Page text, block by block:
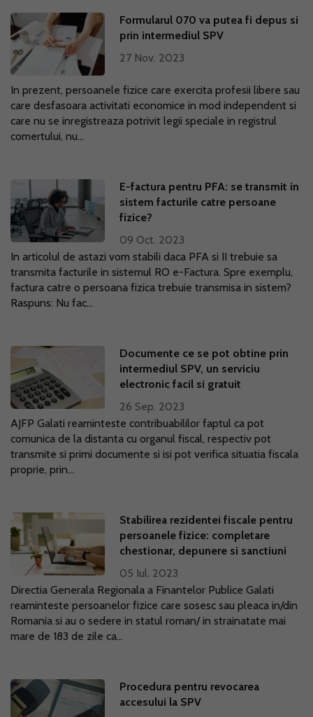
Formularul 070 va putea fi depus si
prin intermediul SPV
27 Nov. 2023
In prezent, persoanele fizice care exercita profesii libere sau
care desfasoara activitati economice in mod independent si
care nu se inregistreaza potrivit legii speciale in registrul
comertului, nu...
E-factura pentru PFA: se transmit in
sistem facturile catre persoane
fizice?
09 Oct. 2023
In articolul de astazi vom stabili daca PFA si II trebuie sa
transmita facturile in sistemul RO e-Factura. Spre exemplu,
factura catre o persoana fizica trebuie transmisa in sistem?
Raspuns: Nu fac...
Documente ce se pot obtine prin
intermediul SPV, un serviciu
electronic facil si gratuit
26 Sep. 2023
AJFP Galati reaminteste contribuabililor faptul ca pot
comunica de la distanta cu organul fiscal, respectiv pot
transmite si primi documente si isi pot verifica situatia fiscala
proprie, prin...
Stabilirea rezidentei fiscale pentru
persoanele fizice: completare
chestionar, depunere si sanctiuni
05 Iul. 2023
Directia Generala Regionala a Finantelor Publice Galati
reaminteste persoanelor fizice care sosesc sau pleaca in/din
Romania si au o sedere in statul roman/ in strainatate mai
mare de 183 de zile ca...
Procedura pentru revocarea
accesului la SPV